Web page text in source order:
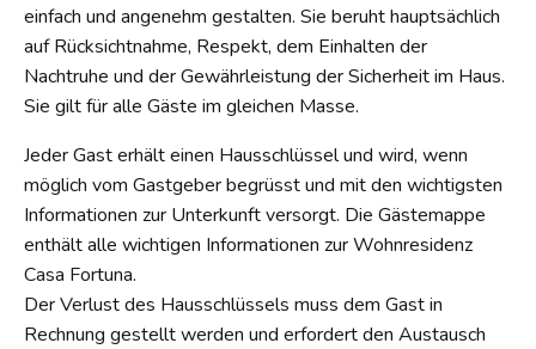
einfach und angenehm gestalten. Sie beruht hauptsächlich
auf Rücksichtnahme, Respekt, dem Einhalten der
Nachtruhe und der Gewährleistung der Sicherheit im Haus.
Sie gilt für alle Gäste im gleichen Masse.
Jeder Gast erhält einen Hausschlüssel und wird, wenn
möglich vom Gastgeber begrüsst und mit den wichtigsten
Informationen zur Unterkunft versorgt. Die Gästemappe
enthält alle wichtigen Informationen zur Wohnresidenz
Casa Fortuna.
Der Verlust des Hausschlüssels muss dem Gast in
Rechnung gestellt werden und erfordert den Austausch